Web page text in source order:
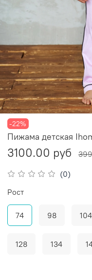
-22%
(0)
Пижама детская
3100.00 руб
Рост
74 98 104
128 134